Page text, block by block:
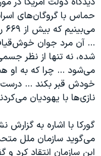
حماس با گروگان‌های
... آن مرد جوان
شده، نه تنها از نظر
می‌شود ... چرا که به او
خودش قبر بکند ...
نازی‌ها با یهودیان
گورکا با اشاره به
می‌گوید سازمان ملل
این سازمان انتقاد کرد